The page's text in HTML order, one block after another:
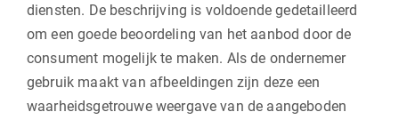
diensten. De beschrijving is voldoende gedetailleerd
om een goede beoordeling van het aanbod door de
consument mogelijk te maken. Als de ondernemer
gebruik maakt van afbeeldingen zijn deze een
waarheidsgetrouwe weergave van de aangeboden